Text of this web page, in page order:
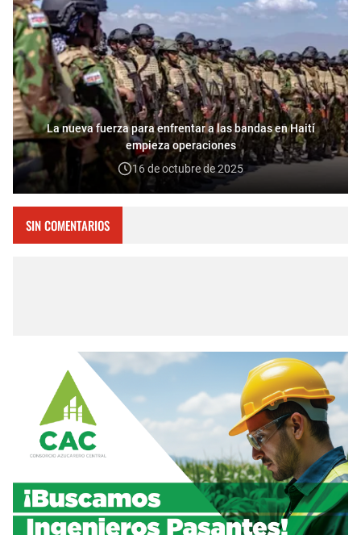
La nueva fuerza para enfrentar a las bandas en Haití
empieza operaciones
16 de octubre de 2025
SIN COMENTARIOS